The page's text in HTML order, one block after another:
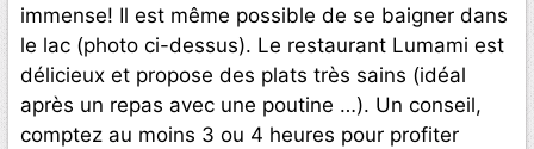
immense! Il est même possible de se baigner dans
le lac (photo ci-dessus). Le restaurant Lumami est
délicieux et propose des plats très sains (idéal
après un repas avec une poutine …). Un conseil,
comptez au moins 3 ou 4 heures pour profiter